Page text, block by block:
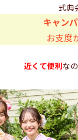
式典
キャン
お支度
近くて便利な